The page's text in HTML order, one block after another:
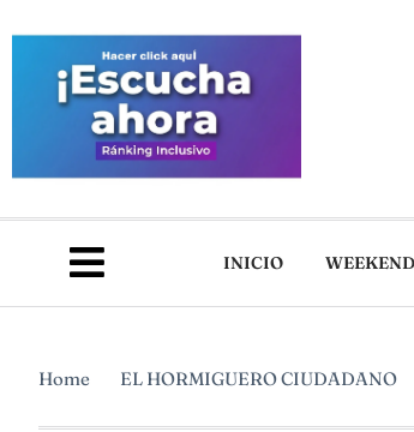
INICIO WEEKEND
Home EL HORMIGUERO CIUDADANO